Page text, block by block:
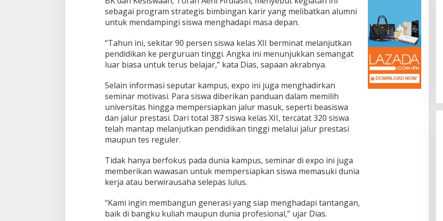
u
a
a
D
e
n
G
e
m
i
l
a
g
sebagai program strategis bimbingan karir yang melibatkan alumni
untuk mendampingi siswa menghadapi masa depan.
“Tahun ini, sekitar 90 persen siswa kelas XII berminat melanjutkan
pendidikan ke perguruan tinggi. Angka ini menunjukkan semangat
luar biasa untuk terus belajar,” kata Dias, sapaan akrabnya.
Selain informasi seputar kampus, expo ini juga menghadirkan
seminar motivasi. Para siswa diberikan panduan dalam memilih
universitas hingga mempersiapkan jalur masuk, seperti beasiswa
dan jalur prestasi. Dari total 387 siswa kelas XII, tercatat 320 siswa
telah mantap melanjutkan pendidikan tinggi melalui jalur prestasi
maupun tes reguler.
Tidak hanya berfokus pada dunia kampus, seminar di expo ini juga
memberikan wawasan untuk mempersiapkan siswa memasuki dunia
kerja atau berwirausaha selepas lulus.
“Kami ingin membangun generasi yang siap menghadapi tantangan,
baik di bangku kuliah maupun dunia profesional,” ujar Dias.
Jalan Bergelombang dan Minim
Lampu di Ruas Bumiayu–
Bantarkawung Telan Korban,
Innova Hantam Pohon di
Bantarkawung
In Berita, Daerah, Ekonomi, Hukum & Kriminal, Info
Desa, Nasional, Otomatif, Politik,
Sosial
|